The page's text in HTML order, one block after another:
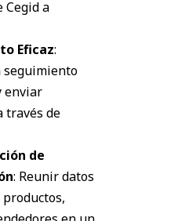
Cegid a
Eficaz:
seguimiento
enviar
través de
de
: Reunir datos